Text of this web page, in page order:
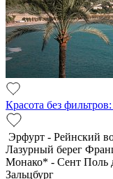
Красота без
Эрфурт - Рейнский
Лазурный берег
Монако* - Сент Поль
Зальцбург